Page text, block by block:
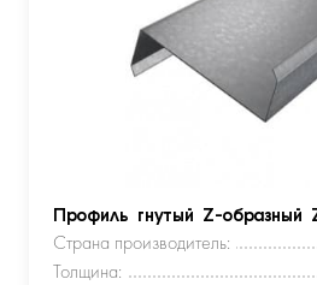
Профиль гнутый Z-
Страна производитель:
Толщина: